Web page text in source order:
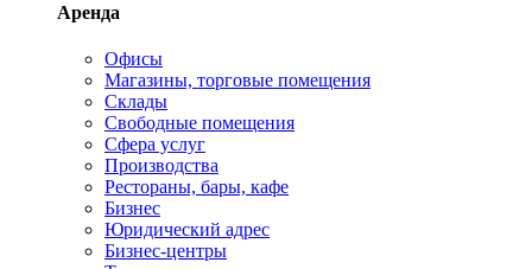
Аренда
Офисы
Магазины, торговые помещения
Склады
Свободные помещения
Сфера услуг
Производства
Рестораны, бары, кафе
Бизнес
Юридический адрес
Бизнес-центры